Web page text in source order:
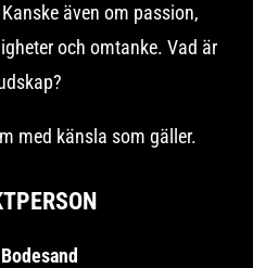
även om passion,
och omtanke. Vad är
med känsla som gäller.